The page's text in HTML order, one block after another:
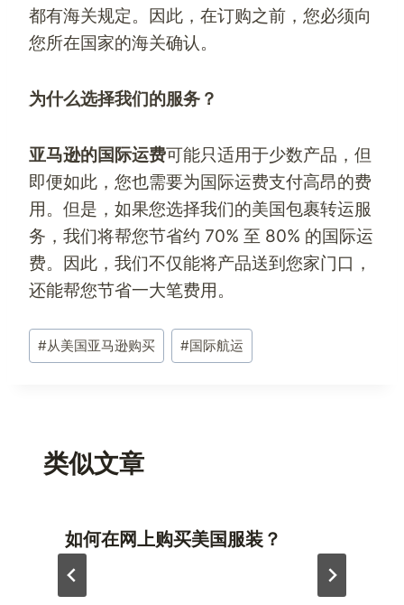
都有海关规定。因此，在订购之前，您必须向
您所在国家的海关确认。
为什么选择我们的服务？
亚马逊的国际运费可能只适用于少数产品，但
即便如此，您也需要为国际运费支付高昂的费
用。但是，如果您选择我们的美国包裹转运服
务，我们将帮您节省约 70% 至 80% 的国际运
费。因此，我们不仅能将产品送到您家门口，
还能帮您节省一大笔费用。
文
章
#从美国亚马逊购买 #国际航运
类似文章
如何在网上购买美国服装？